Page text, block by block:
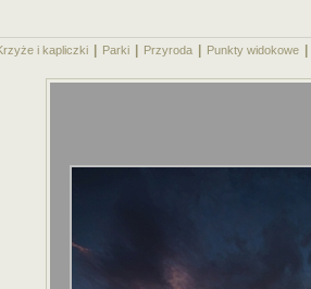
i kapliczki Parki Przyroda Punkty widokowe